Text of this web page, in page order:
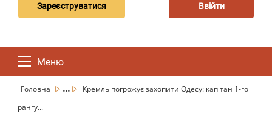
Зареєструватися Ввійти
Меню
Головна ...
Кремль погрожує захопити Одесу: капітан 1-го
рангу...